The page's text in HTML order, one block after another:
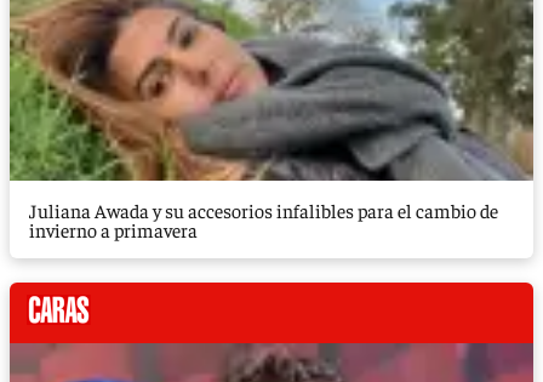
Juliana Awada y su accesorios infalibles para el cambio de
invierno a primavera